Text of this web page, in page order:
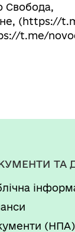
Свобода,
(https://
t.me/
ТА
(НПА)